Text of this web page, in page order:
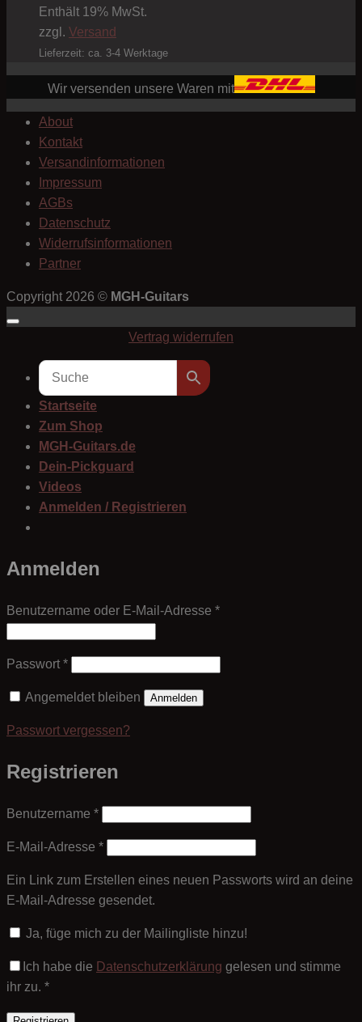
Enthält 19% MwSt.
zzgl. Versand
Lieferzeit: ca. 3-4 Werktage
Wir versenden unsere Waren mit
About
Kontakt
Versandinformationen
Impressum
AGBs
Datenschutz
Widerrufsinformationen
Partner
Copyright 2026 © MGH-Guitars
Vertrag widerrufen
Startseite
Zum Shop
MGH-Guitars.de
Dein-Pickguard
Videos
Anmelden / Registrieren
Anmelden
Benutzername oder E-Mail-Adresse *Erforderlich
Passwort *Erforderlich
Angemeldet bleiben Anmelden
Passwort vergessen?
Registrieren
Benutzername *Erforderlich
E-Mail-Adresse *Erforderlich
Ein Link zum Erstellen eines neuen Passworts wird an deine
E-Mail-Adresse gesendet.
Ja, füge mich zu der Mailingliste hinzu!
Ich habe die Datenschutzerklärung gelesen und stimme
ihr zu. *